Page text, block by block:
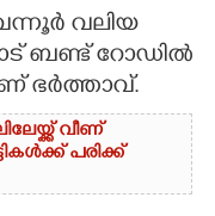
വലിയ
ബണ്ട് റോഡിൽ
ഭർത്താവ്.
വീണ്
പരിക്ക്